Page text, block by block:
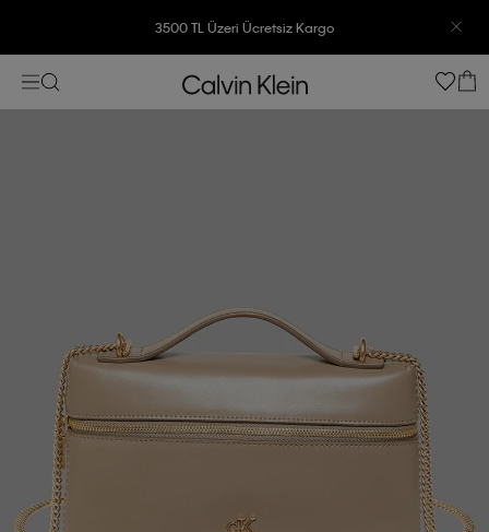
3500 TL Üzeri Ücretsiz Kargo
7500 TL Ve Üzeri Alışverişlerinizde 6 Taksit İmkanı